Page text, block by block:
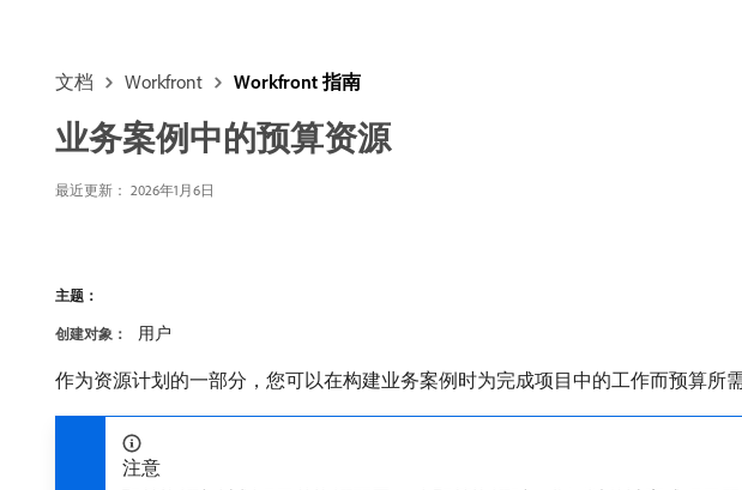
文档 Workfront Workfront 指南
业务案例中的预算资源
最近更新： 2026年1月6日
主题：
创建对象： 用户
作为资源计划的一部分，您可以在构建业务案例时为完成项目中的工作而预算所
注意